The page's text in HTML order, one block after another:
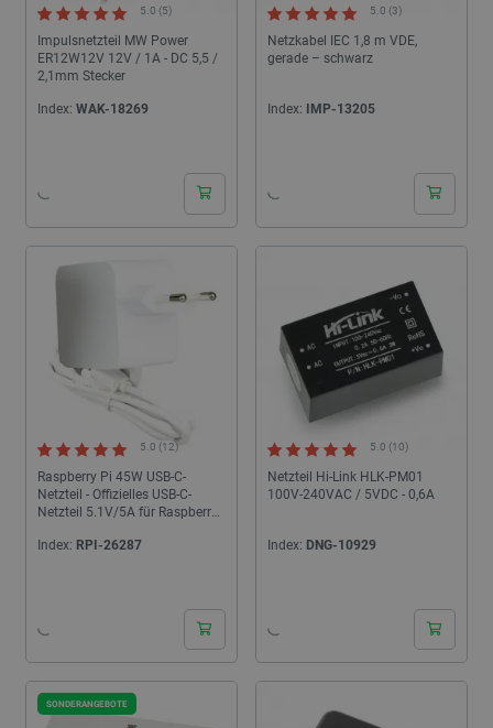
Impulsnetzteil MW Power
ER12W12V 12V / 1A - DC 5,5 /
2,1mm Stecker
5.0 (5)
Index: WAK-18269
Netzkabel IEC 1,8 m VDE,
gerade – schwarz
5.0 (3)
Index: IMP-13205
Raspberry Pi 45W USB-C-
Netzteil - Offizielles USB-C-
Netzteil 5.1V/5A für Raspberry
5.0 (12)
Index: RPI-26287
Netzteil Hi-Link HLK-PM01
100V-240VAC / 5VDC - 0,6A
5.0 (10)
Index: DNG-10929
SONDERANGEBOTE